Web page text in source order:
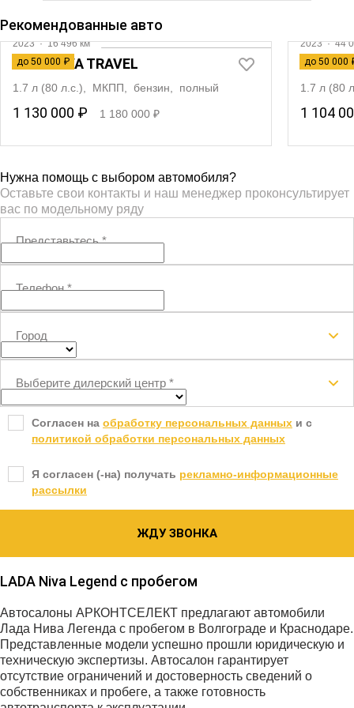
Рекомендованные авто
до 50 000 ₽
2023·16 496 км
LADA NIVA TRAVEL
1.7 л (80 л.с.), МКПП, бензин, полный
1 130 000 ₽ 1 180 000 ₽
до 50 000
2023·44
LADA
1.7 л (80
1 104
Нужна помощь с выбором автомобиля?
Оставьте свои контакты и наш менеджер проконсультирует
вас по модельному ряду
Представьтесь*
Телефон*
Город
Выберите дилерский центр *
Согласен на обработку персональных данных и c
политикой обработки персональных данных
Я согласен (-на) получать рекламно-информационные
рассылки
ЖДУ ЗВОНКА
LADA Niva Legend с пробегом
Автосалоны АРКОНТСЕЛЕКТ предлагают автомобили
Лада Нива Легенда с пробегом в Волгограде и Краснодаре.
Представленные модели успешно прошли юридическую и
техническую экспертизы. Автосалон гарантирует
отсутствие ограничений и достоверность сведений о
собственниках и пробеге, а также готовность